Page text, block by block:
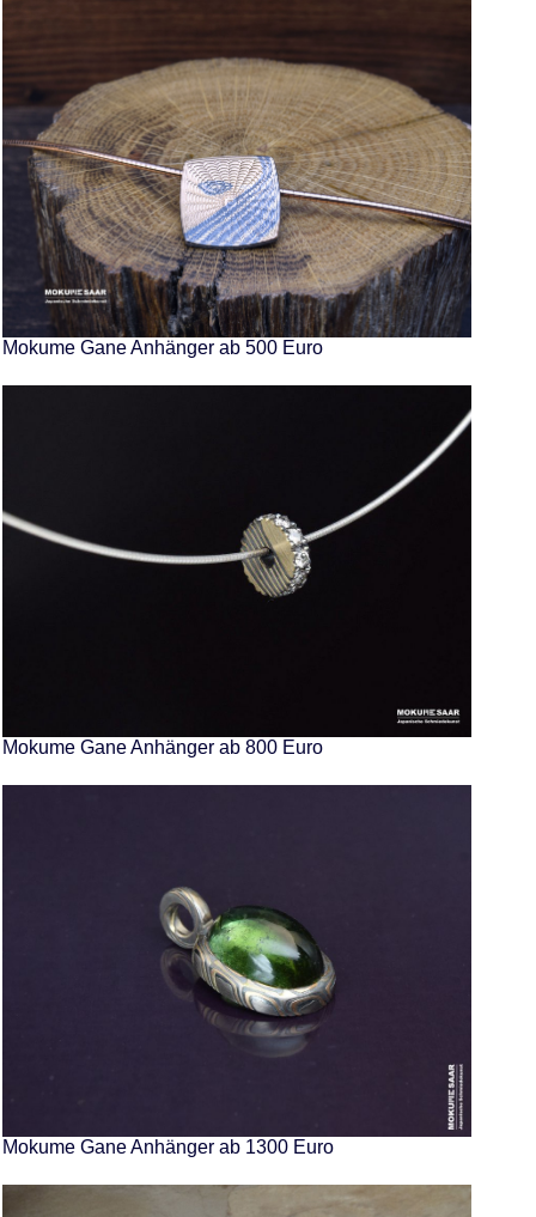
Mokume Gane Anhänger ab 500 Euro
Mokume Gane Anhänger ab 800 Euro
Mokume Gane Anhänger ab 1300 Euro